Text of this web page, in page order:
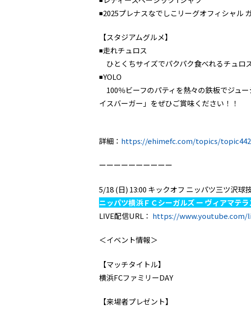
◾️2025プレナスなでしこリーグオフィシャル
【スタジアムグルメ】
◾️走れチュロス
ひとくちサイズでパクパク食べれるチュロ
◾️YOLO
100％ビーフのパティを熱々の鉄板でジュ
イスバーガー」をぜひご賞味ください！！
詳細： https://ehimefc.com/topics/
ーーーーーーーーーー
5/18 (日) 13:00 キックオフ ニッパツ三ツ沢球
ニッパツ横浜ＦＣシーガルズ ー ヴィアマテ
LIVE配信URL： https://www.youtube.com/
＜イベント情報＞
【マッチタイトル】
横浜FCファミリーDAY
【来場者プレゼント】